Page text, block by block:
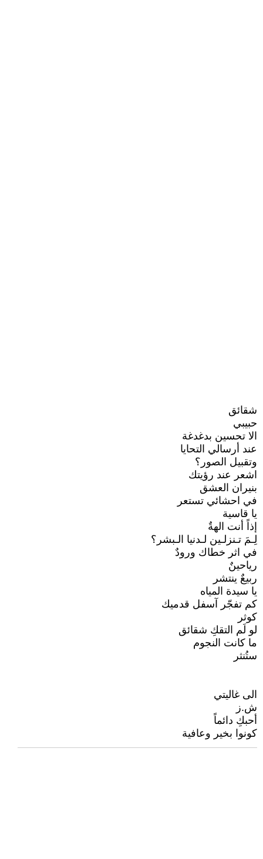
شقائق
حبيبي
الا تحسين بدغدغة
عند أرسالي التحايا
وتقبيل الصور؟
اشعر عند رؤيتك
بنيران العشق
في احشائي تستعر
يا قاسية
إذاً أنت الهةٌ
لِـمَ تـنزلـين لـدنيا الـبشر؟
في اثر خطاك ورودٌ
رياحينٌ
ربيعٌ ينتشر
يا سيدة المياه
كم تفجّر آسفل قدميك
كوثر
لو لَم التقكِ شقائق
ما كانت النجوم
ستُنثر
الى غاليتي
ش.ز
أحبكِ دائماً
كونوا بخير وعافية